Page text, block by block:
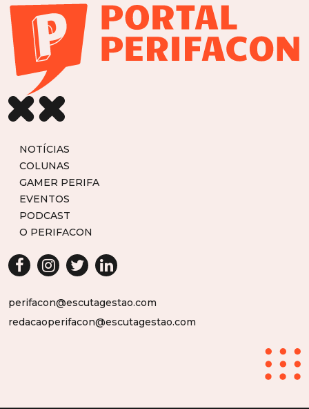
NOTÍCIAS
COLUNAS
GAMER PERIFA
EVENTOS
PODCAST
O PERIFACON
perifacon@escutagestao.com
redacaoperifacon@escutagestao.com